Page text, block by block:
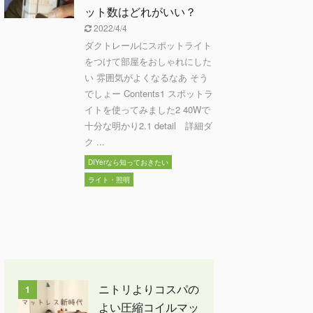
ット数はどれがいい？
2022/4/4
ダクトレールにスポットライト
をつけて部屋をおしゃれにした
い 雰囲気がよくなるなあ そう
でしょー Contents1 スポットラ
イトを使ってみました2 40Wで
十分な明かり2.1 detail 詳細ダ
ク ...
DIYerなら知っておきたい
ライト・照明
1
ニトリよりコスパの
よい圧縮コイルマッ